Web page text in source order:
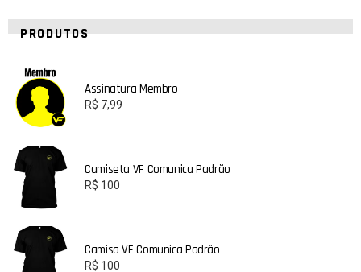
PRODUTOS
Assinatura Membro
R$ 7,99
Camiseta VF Comunica Padrão
R$ 100
Camisa VF Comunica Padrão
R$ 100